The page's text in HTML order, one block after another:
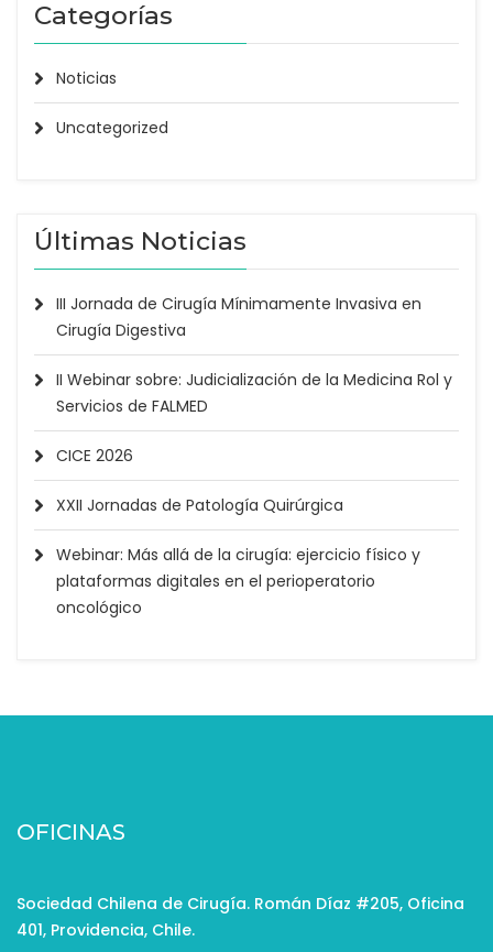
Categorías
Noticias
Uncategorized
Últimas Noticias
III Jornada de Cirugía Mínimamente Invasiva en
Cirugía Digestiva
II Webinar sobre: Judicialización de la Medicina Rol y
Servicios de FALMED
CICE 2026
XXII Jornadas de Patología Quirúrgica
Webinar: Más allá de la cirugía: ejercicio físico y
plataformas digitales en el perioperatorio
oncológico
OFICINAS
Sociedad Chilena de Cirugía. Román Díaz #205, Oficina
401, Providencia, Chile.